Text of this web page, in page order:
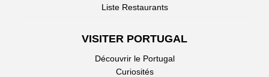
Liste Restaurants
VISITER PORTUGAL
Découvrir le Portugal
Curiosités